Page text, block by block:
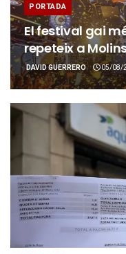
PORTADA
El festival gai
repeteix a
DAVID GUERRERO 05/08/